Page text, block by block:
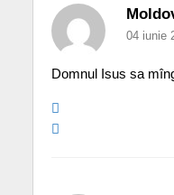
04 iunie
Domnul Isus sa